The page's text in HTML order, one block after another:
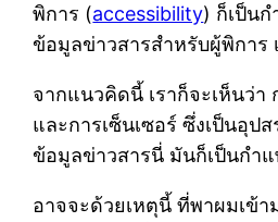
พิการ (accessibility) ก็เป็นก
ข้อมูลข่าวสารสำหรับผู้พิการ
จากแนวคิดนี้ เราก็จะเห็นว่า
และการเซ็นเซอร์ ซึ่งเป็นอุป
ข้อมูลข่าวสารนี่ มันก็เป็นกำ
อาจจะด้วยเหตุนี้ ที่พาผมเข้า